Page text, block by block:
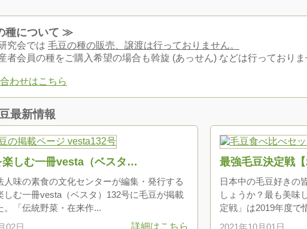
種について ≫
究会では 毛豆の種の販売、譲渡は行っておりません。
者会員の種をご購入希望の場合も斡旋 (あっせん) などは行っておりま
わせはこちら
最新情報
楽しむ一冊vesta（ベスタ…
人味の素食の文化センターが編集・発行する
しむ一冊vesta（ベスタ）132号に毛豆が掲載
。「伝統野菜・在来作...
02日
詳細はこちら
最強毛豆決定戦
日本中の毛豆好きの
しょうか？最も美味
定戦」は2019年度で
2021年10月01日